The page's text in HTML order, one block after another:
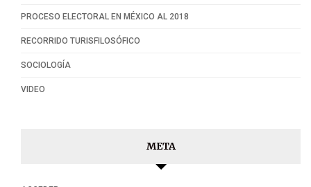
PROCESO ELECTORAL EN MÉXICO AL 2018
RECORRIDO TURISFILOSÓFICO
SOCIOLOGÍA
VIDEO
META